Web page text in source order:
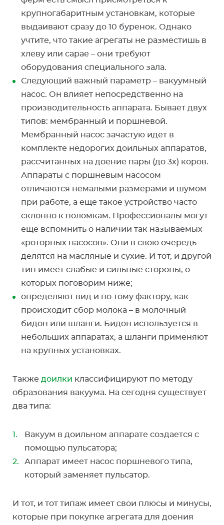
крупногабаритным установкам, которые
выдаивают сразу до 10 буренок. Однако
учтите, что такие агрегаты не разместишь в
хлеву или сарае – они требуют
оборудования специального зала.
Следующий важный параметр – вакуумный
насос. Он влияет непосредственно на
производительность аппарата. Бывает двух
типов: мембранный и поршневой.
Мембранный насос зачастую идет в
комплекте недорогих доильных аппаратов,
рассчитанных на доение пары (до 3х) коров.
Аппараты с поршневым насосом
отличаются немалыми размерами и шумом
при работе, а еще такое устройство часто
склонно к поломкам. Профессионалы могут
еще вспомнить о наличии так называемых
«роторных насосов». Они в свою очередь
делятся на масляные и сухие. И тот, и другой
тип имеет слабые и сильные стороны, о
которых поговорим ниже;
определяют вид и по тому фактору, как
происходит сбор молока – в молочный
бидон или шланги. Бидон используется в
небольших аппаратах, а шланги применяют
на крупных установках.
Также доилки классифицируют по методу
образования вакуума. На сегодня существует
два типа:
Вакуум в доильном аппарате создается с
помощью пульсатора;
Аппарат имеет насос поршневого типа,
который заменяет пульсатор.
И тот, и тот типаж имеет свои плюсы и минусы,
которые при покупке агрегата для доения